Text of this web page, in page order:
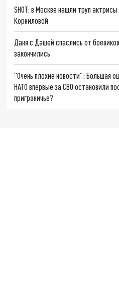
SHOT: в Москве нашли труп
Корниловой
Даня с Дашей спаслись от
закончились
"Очень плохие новости": Большая
НАТО впервые за СВО остановили
приграничье?